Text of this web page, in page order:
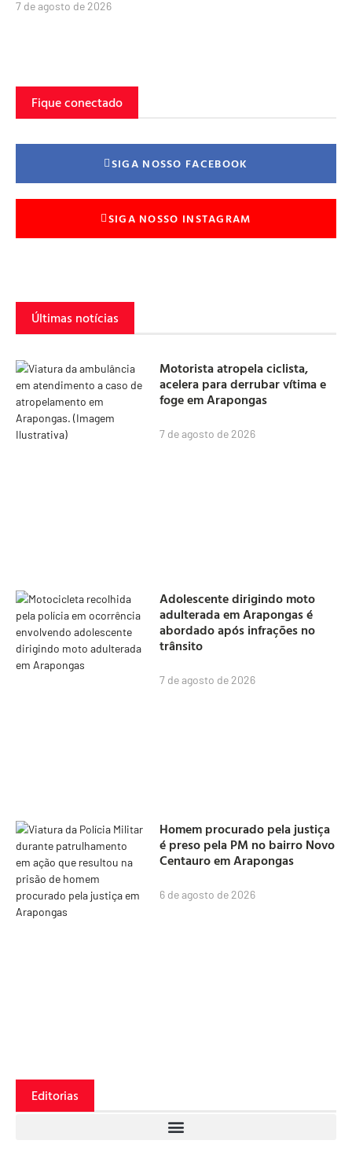
7 de agosto de 2026
Fique conectado
SIGA NOSSO FACEBOOK
SIGA NOSSO INSTAGRAM
Últimas notícias
Motorista atropela ciclista,
acelera para derrubar vítima e
foge em Arapongas
7 de agosto de 2026
Adolescente dirigindo moto
adulterada em Arapongas é
abordado após infrações no
trânsito
7 de agosto de 2026
Homem procurado pela justiça
é preso pela PM no bairro Novo
Centauro em Arapongas
6 de agosto de 2026
Editorias